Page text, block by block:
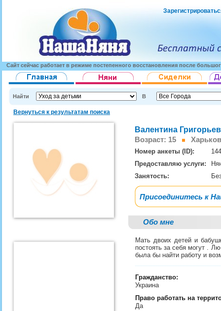
Сайт сейчас работает в режиме постепенного восстановления после
Найти В
Вернуться к результатам поиска
Валентина
Возраст: 15
Номер анкеты (ID):
Предоставляю услуги:
Занятость:
Присоединитесь к
Обо мне
Мать двоих детей и
постоять за себя могут .
была бы найти работу и
Гражданство:
Украина
Право работать на
Да